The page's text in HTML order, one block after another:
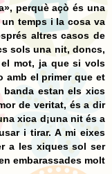
perquè açò és una
temps i la cosa va
altres casos de
sols una nit, doncs,
mot, ja que si vols
amb el primer que et
estan els xics
de veritat, és a dir
xica d¡una nit és a
i tirar. A mi eixes
a les xiques sol ser
embarassades molt